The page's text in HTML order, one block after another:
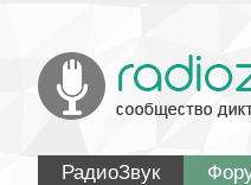
РадиоЗвук